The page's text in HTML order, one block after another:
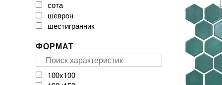
TAU CERAMICA
TERMAL SERAMIK
Teo Ceramics
USAK SERAMIK
Undefasa
VIVES
Velloza
фиолетовый
черный
сота
шеврон
шестигранник
ФОРМАТ
100x100